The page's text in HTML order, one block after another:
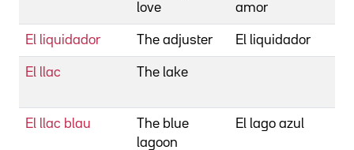
love
amor
El liquidador The adjuster El liquidador
El llac The lake
El llac blau
The blue
lagoon
El lago azul